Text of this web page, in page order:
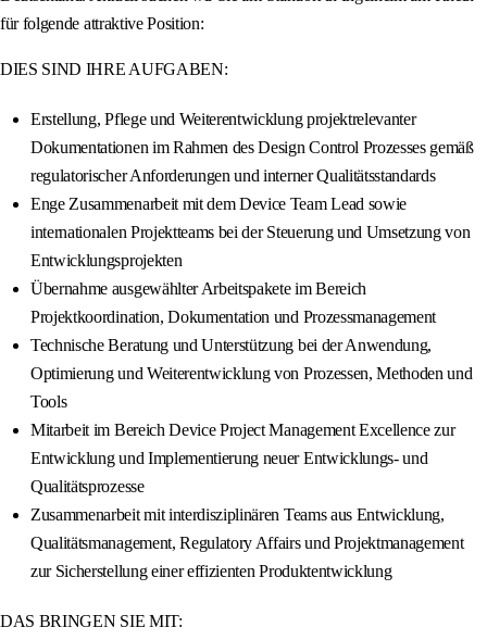
für folgende attraktive Position:
DIES SIND IHRE AUFGABEN:
Erstellung, Pflege und Weiterentwicklung projektrelevanter
Dokumentationen im Rahmen des Design Control Prozesses gemäß
regulatorischer Anforderungen und interner Qualitätsstandards
Enge Zusammenarbeit mit dem Device Team Lead sowie
internationalen Projektteams bei der Steuerung und Umsetzung von
Entwicklungsprojekten
Übernahme ausgewählter Arbeitspakete im Bereich
Projektkoordination, Dokumentation und Prozessmanagement
Technische Beratung und Unterstützung bei der Anwendung,
Optimierung und Weiterentwicklung von Prozessen, Methoden und
Tools
Mitarbeit im Bereich Device Project Management Excellence zur
Entwicklung und Implementierung neuer Entwicklungs- und
Qualitätsprozesse
Zusammenarbeit mit interdisziplinären Teams aus Entwicklung,
Qualitätsmanagement, Regulatory Affairs und Projektmanagement
zur Sicherstellung einer effizienten Produktentwicklung
DAS BRINGEN SIE MIT: